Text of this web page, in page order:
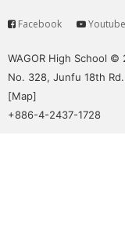
Service
Facebook Youtube
WAGOR High School ©
No. 328, Junfu 18th
[Map]
+886-4-2437-1728